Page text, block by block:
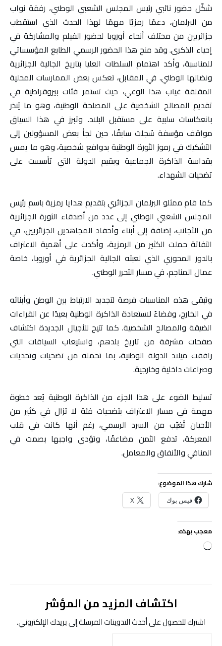
شكّل حضور نائبي رئيس المجلس الشعبي الوطني، رفقة نواب
من البرلمان، دعمًا رمزيًا مهمًا لهذا الحدث الذي استقطب
جزائريين من مختلف أنحاء أوروبا لحضور الفيلم والمشاركة في
إحياء الذكرى. وقد منح هذا الحضور الرسمي الطابع المؤسساتي
للمناسبة، وأكد اهتمام السلطات العليا بتاريخ الجالية الجزائرية
ونضالها الوطني. في المقابل، تعكس بعض الممارسات المحلية
المقلقة غياب هذا الوعي، حيث تستمر فئات بيروقراطية في
تقديم المصالح الشخصية على المصلحة الوطنية، وهو ما يُنذر
بانعكاسات سلبية على مستقبل البلاد. وتبرز في هذا السياق
مواقف مؤسفة سُجلت سابقًا، حين لجأ بعض المسؤولين إلى
التشكيك في رموز الثورة الوطنية بدوافع شخصية، وهو ما يمس
بقداسة الذاكرة الجماعية وبقيم الدولة التي تأسست على
تضحيات الشهداء.
كما قام ممثلو البرلمان الجزائري بتقديم هدايا رمزية باسم رئيس
المجلس الشعبي الوطني إلى عدد من أصدقاء الثورة الجزائرية
من الأجانب، إضافة إلى أبناء وأحفاد المجاهدين الجزائريين، في
التفاتة حملت الكثير من الرمزية، وأكدت على أهمية الاعتراف
بالدور المحوري الذي لعبته الجالية الجزائرية في أوروبا، خاصة
عمال المناجم، في مسار التحرر الوطني.
وتبقى هذه المناسبات فرصة لتجديد الارتباط بين الوطن وأبنائه
في الخارج، وفضاءً لاستعادة الذاكرة الوطنية بعيدًا عن القراءات
الضيقة والمصالح الشخصية. كما تتيح للأجيال الجديدة اكتشاف
صفحات مشرقة من تاريخ بلدهم، واستيعاب السياقات التي
رافقت ميلاد الدولة الوطنية، بما تحمله من تضحيات وتحديات
وصراعات داخلية وخارجية.
تسليط الضوء على هذا الجزء من الذاكرة الوطنية يُعد خطوة
مهمة في مسار الاعتراف بتضحيات فئة لا تزال في كثير من
الأحيان تُغيّب من السرد الرسمي، رغم أنها كانت في قلب
المعركة، تدفع الثمن مضاعفًا، وتؤدي واجبها بصمت في
المنافي والأنفاق والمعامل.
شارك هذا الموضوع:
فيس بوك X
معجب بهذه:
جاري
اكتشاف المزيد من المؤشر
اشترك للحصول على أحدث التدوينات المرسلة إلى بريدك الإلكتروني.